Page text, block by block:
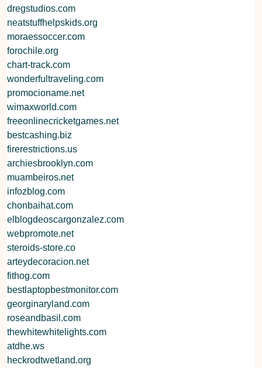
dregstudios.com
neatstuffhelpskids.org
moraessoccer.com
forochile.org
chart-track.com
wonderfultraveling.com
promocioname.net
wimaxworld.com
freeonlinecricketgames.net
bestcashing.biz
firerestrictions.us
archiesbrooklyn.com
muambeiros.net
infozblog.com
chonbaihat.com
elblogdeoscargonzalez.com
webpromote.net
steroids-store.co
arteydecoracion.net
fithog.com
bestlaptopbestmonitor.com
georginaryland.com
roseandbasil.com
thewhitewhitelights.com
atdhe.ws
heckrodtwetland.org